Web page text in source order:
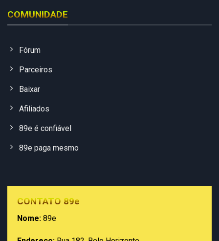
COMUNIDADE
Fórum
Parceiros
Baixar
Afiliados
89e é confiável
89e paga mesmo
CONTATO 89e
Nome: 89e